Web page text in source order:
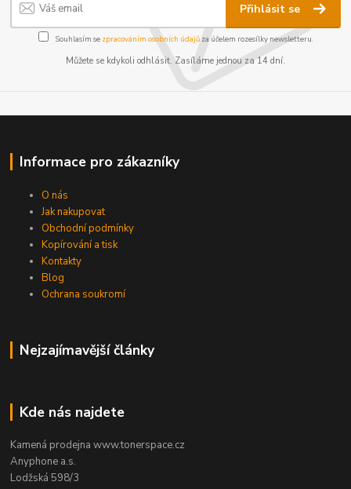
Přihlásit se
Souhlasím se zpracováním osobních údajůza účelem rozesílky newsletteru.
Můžete se kdykoli odhlásit. Zasíláme jednou za 14 dní.
Informace pro zákazníky
O nás
Jak nakupovat
Obchodní podmínky
Kopírování a tisk
Kontakty
Blog
Ochrana soukromí
Nejzajímavější články
Kde nás najdete
Kamená prodejna www.tonerspace.cz
Anyphone a.s.
Lodžská 598/3